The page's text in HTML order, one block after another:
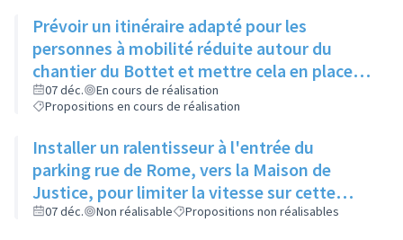
Prévoir un itinéraire adapté pour les
personnes à mobilité réduite autour du
chantier du Bottet et mettre cela en place
sur l'ensemble des chantiers de la ville
07 déc.
En cours de réalisation
Propositions en cours de réalisation
Installer un ralentisseur à l'entrée du
parking rue de Rome, vers la Maison de
Justice, pour limiter la vitesse sur cette
ligne droite
07 déc. Non réalisable Propositions non réalisables